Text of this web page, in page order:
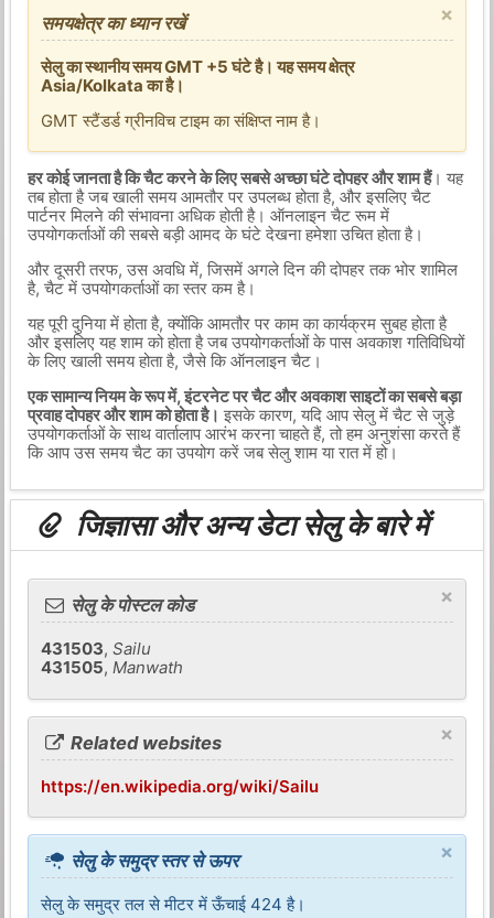
×
समयक्षेत्र का ध्यान रखें
सेलु का स्थानीय समय GMT +5 घंटे है। यह समय क्षेत्र
Asia/Kolkata का है।
GMT स्टैंडर्ड ग्रीनविच टाइम का संक्षिप्त नाम है।
हर कोई जानता है कि चैट करने के लिए सबसे अच्छा घंटे दोपहर और शाम हैं। यह
तब होता है जब खाली समय आमतौर पर उपलब्ध होता है, और इसलिए चैट
पार्टनर मिलने की संभावना अधिक होती है। ऑनलाइन चैट रूम में
उपयोगकर्ताओं की सबसे बड़ी आमद के घंटे देखना हमेशा उचित होता है।
और दूसरी तरफ, उस अवधि में, जिसमें अगले दिन की दोपहर तक भोर शामिल
है, चैट में उपयोगकर्ताओं का स्तर कम है।
यह पूरी दुनिया में होता है, क्योंकि आमतौर पर काम का कार्यक्रम सुबह होता है
और इसलिए यह शाम को होता है जब उपयोगकर्ताओं के पास अवकाश गतिविधियों
के लिए खाली समय होता है, जैसे कि ऑनलाइन चैट।
एक सामान्य नियम के रूप में, इंटरनेट पर चैट और अवकाश साइटों का सबसे बड़ा
प्रवाह दोपहर और शाम को होता है। इसके कारण, यदि आप सेलु में चैट से जुड़े
उपयोगकर्ताओं के साथ वार्तालाप आरंभ करना चाहते हैं, तो हम अनुशंसा करते हैं
कि आप उस समय चैट का उपयोग करें जब सेलु शाम या रात में हो।
जिज्ञासा और अन्य डेटा सेलु के बारे में
×
सेलु के पोस्टल कोड
431503,Sailu
431505,Manwath
×
Related websites
https://en.wikipedia.org/wiki/Sailu
×
सेलु के समुद्र स्तर से ऊपर
सेलु के समुद्र तल से मीटर में ऊँचाई 424 है।